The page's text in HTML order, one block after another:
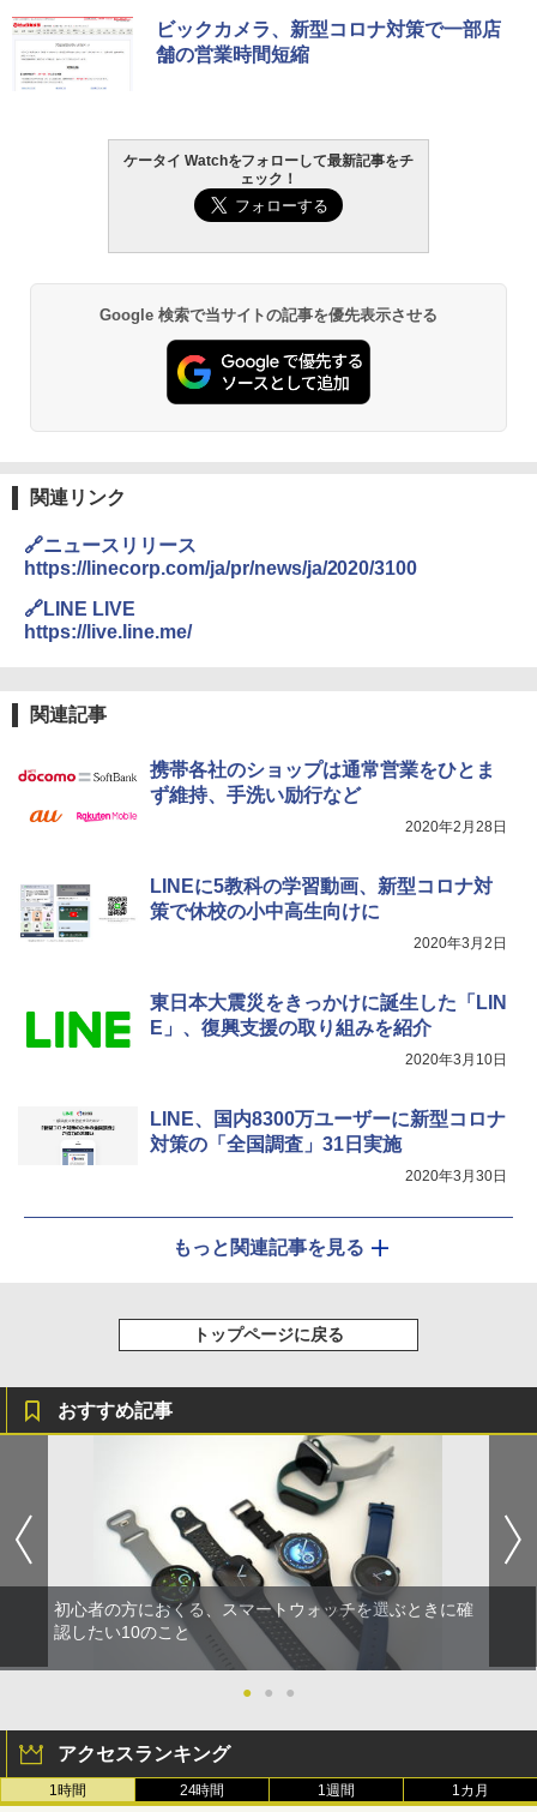
ビックカメラ、新型コロナ対策で一部店
舗の営業時間短縮
ケータイ Watchをフォローして最新記事をチ
ェック！
Google 検索で当サイトの記事を優先表示させる
関連リンク
🔗ニュースリリース
https://linecorp.com/ja/pr/news/ja/2020/3100
🔗LINE LIVE
https://live.line.me/
関連記事
携帯各社のショップは通常営業をひとま
ず維持、手洗い励行など
2020年2月28日
LINEに5教科の学習動画、新型コロナ対
策で休校の小中高生向けに
2020年3月2日
東日本大震災をきっかけに誕生した「LIN
E」、復興支援の取り組みを紹介
2020年3月10日
LINE、国内8300万ユーザーに新型コロナ
対策の「全国調査」31日実施
2020年3月30日
もっと関連記事を見る
トップページに戻る
おすすめ記事
初心者の方におくる、スマートウォッチを選ぶときに確
認したい10のこと
● ● ●
アクセスランキング
1時間 24時間 1週間 1カ月